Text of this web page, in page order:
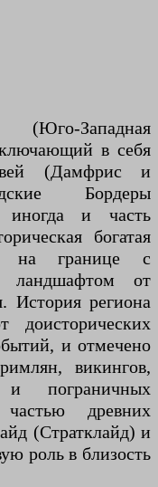
Западная
в себя
(Дамфрис и
Бордеры
иногда и часть
богатая
на границе с
ландшафтом от
История региона
доисторических
и отмечено
викингов,
пограничных
древних
(Стратклайд) и
роль в близость